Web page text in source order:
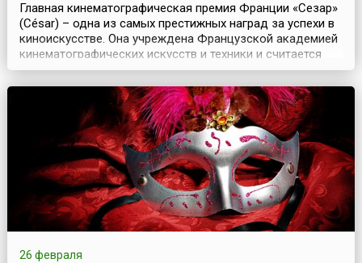
Главная кинематографическая премия Франции «Сезар»
(César) – одна из самых престижных наград за успехи в
киноискусстве. Она учреждена Французской академией
кинематографических искусств и техники и считается
европейским аналогом «Оскара».Идею премии
предложил в 1974 году продюсер и первый президент
Французской киноакадемии Жорж Кравенн. Он назвал
ее в честь своего друга – скульптора, известного...
26 февраля